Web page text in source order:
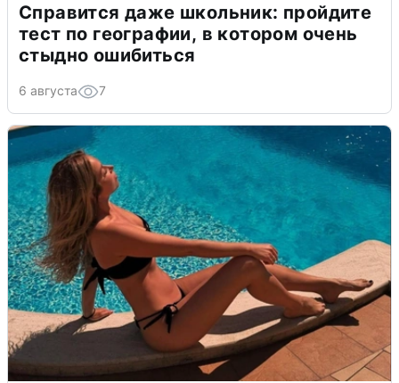
Справится даже школьник: пройдите
тест по географии, в котором очень
стыдно ошибиться
6 августа 7